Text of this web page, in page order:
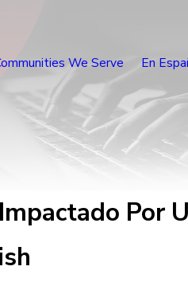
We Serve En
Por